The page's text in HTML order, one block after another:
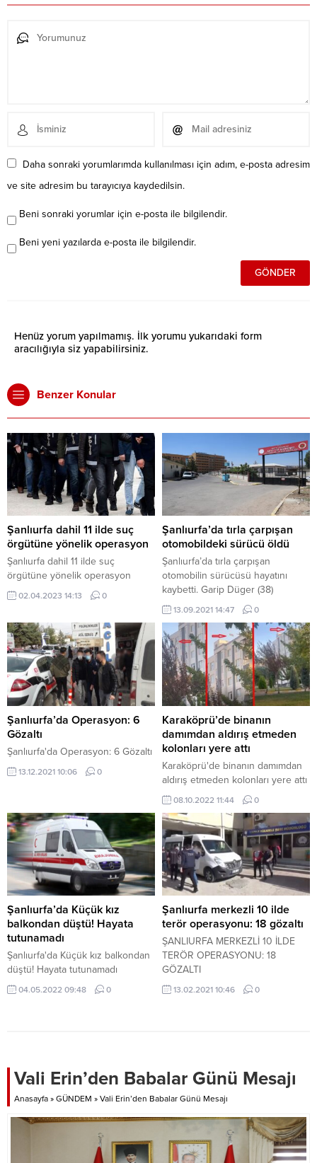
Daha sonraki yorumlarımda kullanılması için adım, e-posta adresim
ve site adresim bu tarayıcıya kaydedilsin.
Beni sonraki yorumlar için e-posta ile bilgilendir.
Beni yeni yazılarda e-posta ile bilgilendir.
Henüz yorum yapılmamış. İlk yorumu yukarıdaki form
aracılığıyla siz yapabilirsiniz.
Benzer Konular
Şanlıurfa dahil 11 ilde suç
örgütüne yönelik operasyon
Şanlıurfa dahil 11 ilde suç
örgütüne yönelik operasyon
02.04.2023 14:13 0
Şanlıurfa’da tırla çarpışan
otomobildeki sürücü öldü
Şanlıurfa’da tırla çarpışan
otomobilin sürücüsü hayatını
kaybetti. Garip Düger (38)
yönetimindeki 34 ZH 3379 plakalı
otomobil, Şanlıurfa Mardin kara
yolunun 30. kilometresinde, karşı
yönden gelen İsmail Kurt’un
kullandığı 33 TH 816 plakalı tırla
çarpıştı. Kazada ağır yaralanan
Düger, ambulansla kaldırıldığı
Harran Üniversitesi Hastanesinde
kurtarılamadı. Düger’in amcasının
taziyesi için dün Çanakkale’den
kente geldiği...
13.09.2021 14:47 0
Şanlıurfa’da Operasyon: 6
Gözaltı
Şanlıurfa'da Operasyon: 6 Gözaltı
13.12.2021 10:06 0
Karaköprü’de binanın
damımdan aldırış etmeden
kolonları yere attı
Karaköprü'de binanın damımdan
aldırış etmeden kolonları yere attı
08.10.2022 11:44 0
Şanlıurfa’da Küçük kız
balkondan düştü! Hayata
tutunamadı
Şanlıurfa'da Küçük kız balkondan
düştü! Hayata tutunamadı
04.05.2022 09:48 0
Şanlıurfa merkezli 10 ilde
terör operasyonu: 18 gözaltı
ŞANLIURFA MERKEZLİ 10 İLDE
TERÖR OPERASYONU: 18
GÖZALTI
13.02.2021 10:46 0
Vali Erin’den Babalar Günü Mesajı
Anasayfa » GÜNDEM » Vali Erin’den Babalar Günü Mesajı